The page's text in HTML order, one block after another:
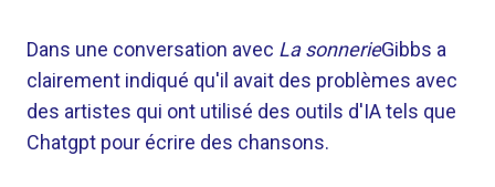
Dans une conversation avec La sonnerieGibbs a
clairement indiqué qu'il avait des problèmes avec
des artistes qui ont utilisé des outils d'IA tels que
Chatgpt pour écrire des chansons.